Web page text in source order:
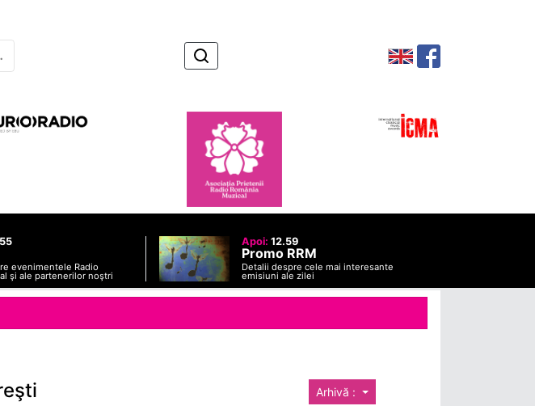
evenimentele Radio
şi ale partenerilor noştri
Apoi: 12.59
Promo RRM
Detalii despre cele mai interesante
emisiuni ale zilei
Arhivă :